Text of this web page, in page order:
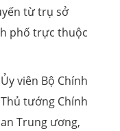
từ trụ sở
phố trực thuộc
viên Bộ Chính
tướng Chính
Trung ương,